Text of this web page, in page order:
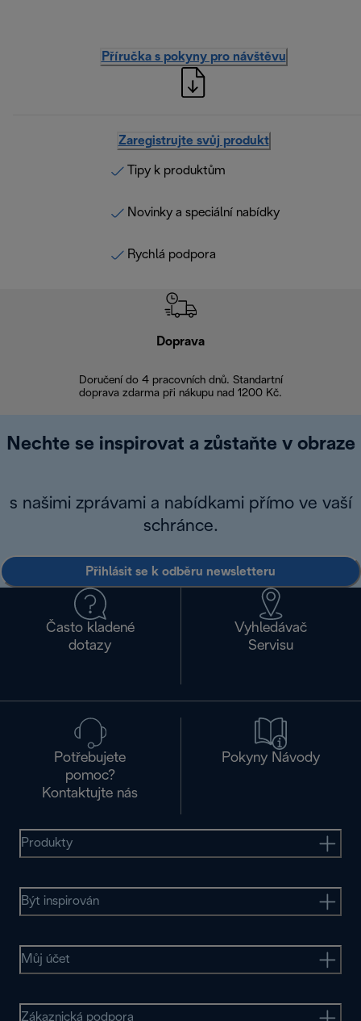
Příručka s pokyny pro návštěvu
Zaregistrujte svůj produkt
Tipy k produktům
Novinky a speciální nabídky
Rychlá podpora
Doprava
Doručení do 4 pracovních dnů. Standartní
doprava zdarma při nákupu nad 1200 Kč.
Nechte se inspirovat a zůstaňte v obraze
s našimi zprávami a nabídkami přímo ve vaší
schránce.
Přihlásit se k odběru newsletteru
Často kladené
dotazy
Vyhledávač
Servisu
Potřebujete
pomoc?
Kontaktujte nás
Pokyny Návody
Produkty
Být inspirován
Můj účet
Zákaznická podpora